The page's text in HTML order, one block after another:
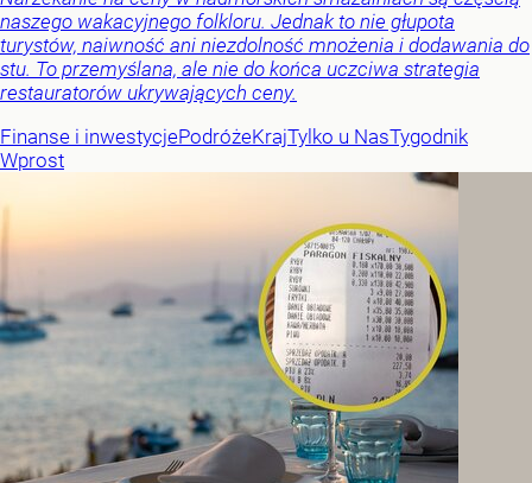
naszego wakacyjnego folkloru. Jednak to nie głupota
turystów, naiwność ani niezdolność mnożenia i dodawania do
stu. To przemyślana, ale nie do końca uczciwa strategia
restauratorów ukrywających ceny.
Finanse i inwestycjePodróżeKrajTylko u NasTygodnik
Wprost